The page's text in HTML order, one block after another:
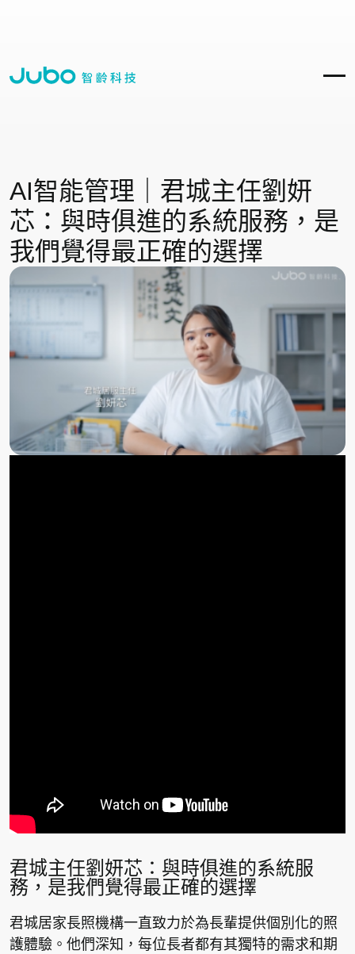
AI智能管理｜君城主任劉妍
芯：與時俱進的系統服務，是
我們覺得最正確的選擇
君城主任劉妍芯：與時俱進的系統服
務，是我們覺得最正確的選擇
君城居家長照機構一直致力於為長輩提供個別化的照
護體驗。他們深知，每位長者都有其獨特的需求和期